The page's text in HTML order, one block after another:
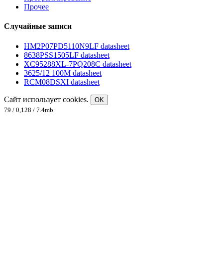
Прочее
Случайные записи
HM2P07PD5110N9LF datasheet
8638PSS1505LF datasheet
XC95288XL-7PQ208C datasheet
3625/12 100M datasheet
RCM08DSXI datasheet
Сайт использует cookies.
OK
79 / 0,128 / 7.4mb